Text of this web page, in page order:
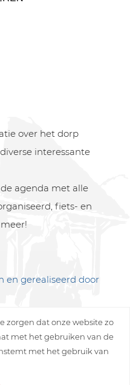
over het dorp
interessante
agenda met alle
fiets- en
en gerealiseerd door
zorgen dat onze website zo
met het gebruiken van de
met het gebruik van